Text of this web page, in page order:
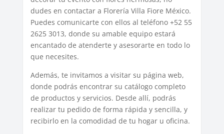
dudes en contactar a Florería Villa Fiore México.
Puedes comunicarte con ellos al teléfono +52 55
2625 3013, donde su amable equipo estará
encantado de atenderte y asesorarte en todo lo
que necesites.
Además, te invitamos a visitar su página web,
donde podrás encontrar su catálogo completo
de productos y servicios. Desde allí, podrás
realizar tu pedido de forma rápida y sencilla, y
recibirlo en la comodidad de tu hogar u oficina.